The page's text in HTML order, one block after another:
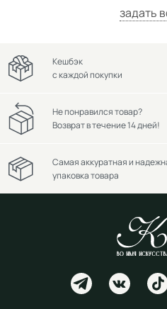
задать
Кешбэк
с каждой покупки
Не понравился товар?
Возврат в течение 14 дней!
Самая аккуратная и
упаковка товара